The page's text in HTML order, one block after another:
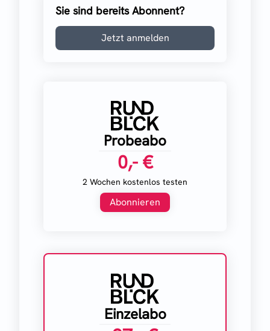
Sie sind bereits Abonnent?
Jetzt anmelden
Probeabo
0,- €
2 Wochen kostenlos testen
Abonnieren
Einzelabo